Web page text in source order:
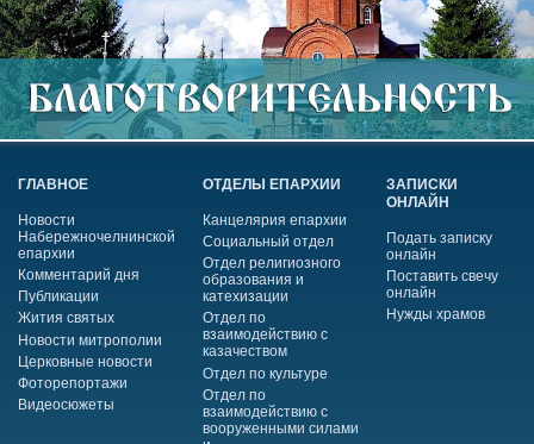
ГЛАВНОЕ
Новости
Набережночелнинской
епархии
Комментарий дня
Публикации
Жития святых
Новости митрополии
Церковные новости
Фоторепортажи
Видеосюжеты
ОТДЕЛЫ ЕПАРХИИ
Канцелярия епархии
Социальный отдел
Отдел религиозного
образования и
катехизации
Отдел по
взаимодействию с
казачеством
Отдел по культуре
Отдел по
взаимодействию с
вооруженными силами
ЗАПИСКИ
ОНЛАЙН
Подать записку
онлайн
Поставить свечу
онлайн
Нужды храмов